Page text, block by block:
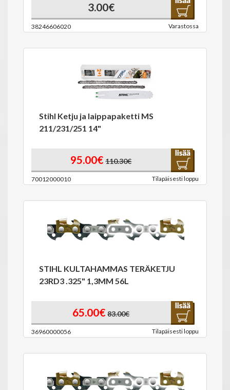
3.00€
38246606020 Varastossa
Stihl Ketju ja laippapaketti MS
211/231/251 14"
95.00€ 110.30€
70012000010 Tilapäisesti loppu
STIHL KULTAHAMMAS TERÄKETJU
23RD3 .325" 1,3MM 56L
65.00€ 83.00€
36960000056 Tilapäisesti loppu